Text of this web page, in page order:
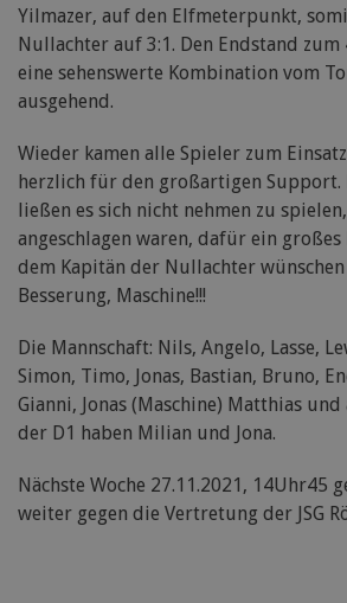
Yilmazer, auf den Elfmeterpunkt,
Nullachter auf 3:1. Den Endstand
eine sehenswerte Kombination vom
ausgehend.
Wieder kamen alle Spieler zum
herzlich für den großartigen Support.
ließen es sich nicht nehmen zu
angeschlagen waren, dafür ein großes
dem Kapitän der Nullachter
Besserung, Maschine!!!
Die Mannschaft: Nils, Angelo, Lasse,
Simon, Timo, Jonas, Bastian, Bruno,
Gianni, Jonas (Maschine) Matthias
der D1 haben Milian und Jona.
Nächste Woche 27.11.2021, 14Uhr45
weiter gegen die Vertretung der JSG